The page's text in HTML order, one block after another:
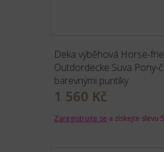
Deka výběhová Horse-
Outdordecke Suva Pony-
barevnými puntíky
1 560 Kč
Zaregistrujte se a získejte slevu